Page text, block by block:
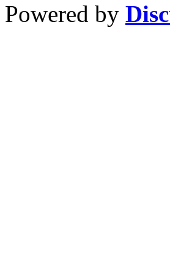
Powered by